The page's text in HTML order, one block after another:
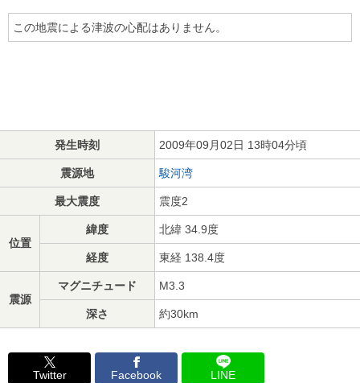
この地震による津波の心配はありません。
発生時刻 2009年09月02日 13時04分頃
震源地 駿河湾
最大震度 震度2
位置
緯度 北緯 34.9度
経度 東経 138.4度
震源
マグニチュード M3.3
深さ 約30km
Twitter Facebook LINE